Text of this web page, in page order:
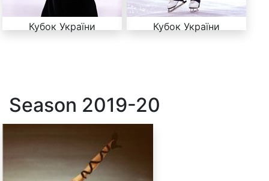
Кубок України Кубок України
Season 2019-20